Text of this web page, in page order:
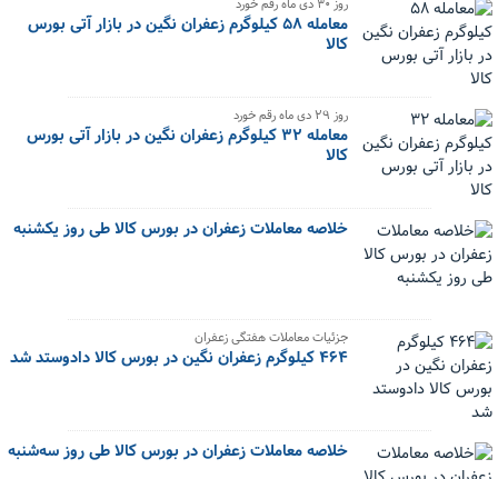
‌روز ۳۰ دی ماه رقم خورد
معامله ۵۸ کیلوگرم زعفران نگین در بازار آتی بورس
کالا
‌روز ۲۹ دی ماه رقم خورد
معامله ۳۲ کیلوگرم زعفران نگین در بازار آتی بورس
کالا
خلاصه معاملات زعفران در بورس کالا طی روز یکشنبه
جزئیات معاملات هفتگی زعفران
۴۶۴ کیلوگرم زعفران نگین در بورس کالا دادوستد شد
خلاصه معاملات زعفران در بورس کالا طی روز سه‌شنبه